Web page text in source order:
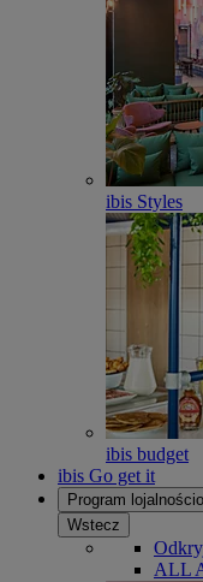
ibis Styles
ibis budget
ibis Go get it
Program
Wstecz
ALL